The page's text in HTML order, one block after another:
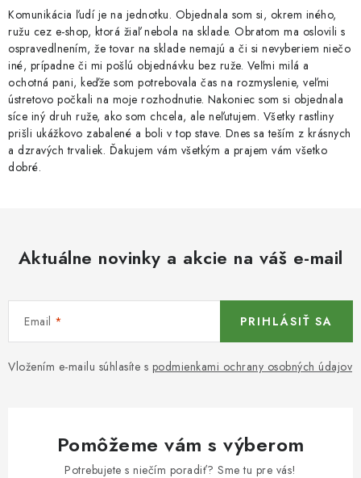
Komunikácia ľudí je na jednotku. Objednala som si, okrem iného,
ružu cez e-shop, ktorá žiaľ nebola na sklade. Obratom ma oslovili s
ospravedlnením, že tovar na sklade nemajú a či si nevyberiem niečo
iné, prípadne či mi pošlú objednávku bez ruže. Veľmi milá a
ochotná pani, keďže som potrebovala čas na rozmyslenie, veľmi
ústretovo počkali na moje rozhodnutie. Nakoniec som si objednala
síce iný druh ruže, ako som chcela, ale neľutujem. Všetky rastliny
prišli ukážkovo zabalené a boli v top stave. Dnes sa teším z krásnych
a dzravých trvaliek. Ďakujem vám všetkým a prajem vám všetko
dobré.
Aktuálne novinky a akcie na váš e-mail
Email
Vložením e-mailu súhlasíte s podmienkami ochrany osobných údajov
PRIHLÁSIŤ SA
Pomôžeme vám s výberom
Potrebujete s niečím poradiť? Sme tu pre vás!